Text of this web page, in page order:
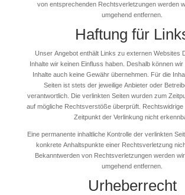
von entsprechenden Rechtsverletzungen werden
umgehend entfernen.
Haftung für
Unser Angebot enthält Links zu externen Websites
Inhalte wir keinen Einfluss haben. Deshalb können
Inhalte auch keine Gewähr übernehmen. Für die
Seiten ist stets der jeweilige Anbieter oder
verantwortlich. Die verlinkten Seiten wurden zum
auf mögliche Rechtsverstöße überprüft. Rechtswidrige
Zeitpunkt der Verlinkung nicht
Eine permanente inhaltliche Kontrolle der verlinkten
konkrete Anhaltspunkte einer Rechtsverletzung
Bekanntwerden von Rechtsverletzungen werden
umgehend entfernen.
Urheberrecht